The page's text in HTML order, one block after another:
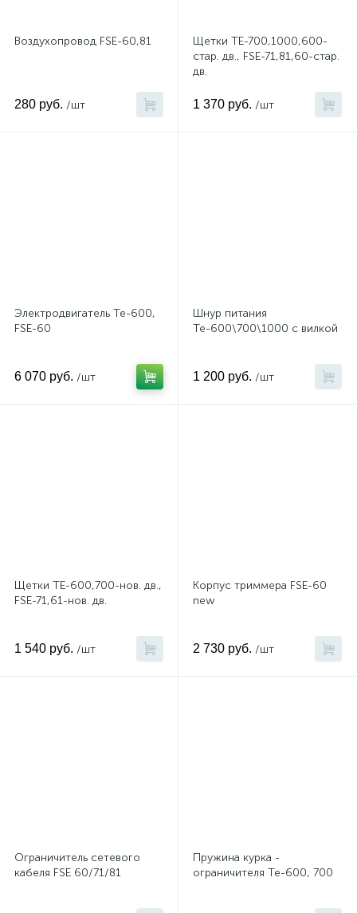
Воздухопровод FSE-60,81
280 руб. /шт
Щетки TE-700,1000,600-
стар. дв., FSE-71,81,60-стар.
дв.
1 370 руб. /шт
Электродвигатель Те-600,
FSE-60
6 070 руб. /шт
Шнур питания
Те-600\700\1000 с вилкой
1 200 руб. /шт
Щетки TE-600,700-нов. дв.,
FSE-71,61-нов. дв.
1 540 руб. /шт
Корпус триммера FSE-60
new
2 730 руб. /шт
Ограничитель сетевого
кабеля FSE 60/71/81
Пружина курка -
ограничителя Те-600, 700